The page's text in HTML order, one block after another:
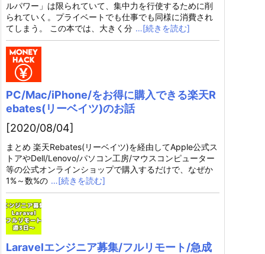
ルパワー」は限られていて、集中力を行使するために削
られていく。プライベートでも仕事でも同様に消費され
てしまう。 この本では、大きく分 …[続きを読む]
PC/Mac/iPhone/をお得に購入できる楽天R
ebates(リーベイツ)のお話
[2020/08/04]
まとめ 楽天Rebates(リーベイツ)を経由してApple公式ス
トアやDell/Lenovo/パソコン工房/マウスコンピューター
等の公式オンラインショップで購入するだけで、なぜか
1%～数%の …[続きを読む]
Laravelエンジニア募集/フルリモート/急成